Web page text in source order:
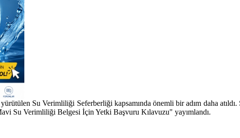
Su Verimliliği Seferberliği kapsamında önemli bir adım daha
Su Verimliliği Belgesi İçin Yetki Başvuru Kılavuzu" yayımlandı.